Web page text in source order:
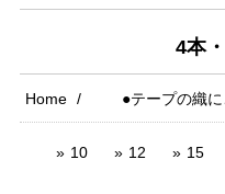
4本
Home ●テープの織に
10 12 15